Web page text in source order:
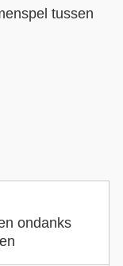
tussen
ondanks